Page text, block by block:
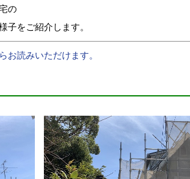
の
子をご紹介します。
お読みいただけます。